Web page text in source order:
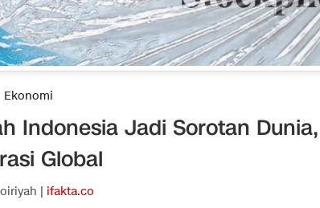
Ekonomi
Indonesia Jadi Sorotan
Global
| ifakta.co